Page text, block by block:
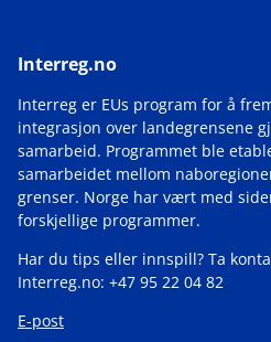
Interreg.no
Interreg er EUs program for å
integrasjon over landegrensene
samarbeid. Programmet ble
samarbeidet mellom
grenser. Norge har vært med
forskjellige programmer.
Har du tips eller innspill? Ta
Interreg.no: +47 95 22 04 82
E-post